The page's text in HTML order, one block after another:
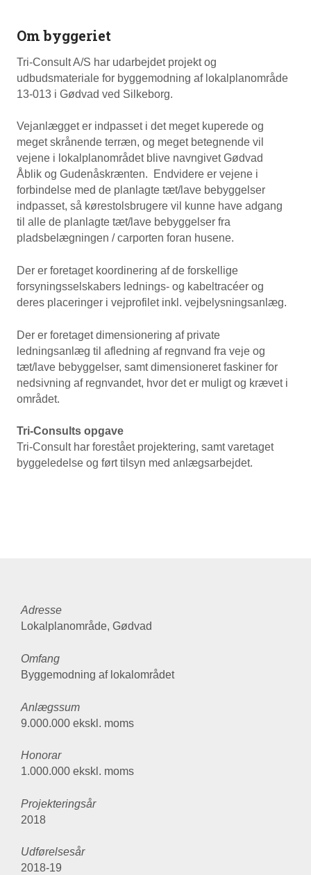
Om byggeriet
Tri-Consult A/S har udarbejdet projekt og
udbudsmateriale for byggemodning af lokalplanområde
13-013 i Gødvad ved Silkeborg.
Vejanlægget er indpasset i det meget kuperede og
meget skrånende terræn, og meget betegnende vil
vejene i lokalplanområdet blive navngivet Gødvad
Åblik og Gudenåskrænten. Endvidere er vejene i
forbindelse med de planlagte tæt/lave bebyggelser
indpasset, så kørestolsbrugere vil kunne have adgang
til alle de planlagte tæt/lave bebyggelser fra
pladsbelægningen / carporten foran husene.
Der er foretaget koordinering af de forskellige
forsyningsselskabers lednings- og kabeltracéer og
deres placeringer i vejprofilet inkl. vejbelysningsanlæg.
Der er foretaget dimensionering af private
ledningsanlæg til afledning af regnvand fra veje og
tæt/lave bebyggelser, samt dimensioneret faskiner for
nedsivning af regnvandet, hvor det er muligt og krævet i
området.
Tri-Consults opgave
Tri-Consult har forestået projektering, samt varetaget
byggeledelse og ført tilsyn med anlægsarbejdet.
Adresse
Lokalplanområde, Gødvad
Omfang
Byggemodning af lokalområdet
Anlægssum
9.000.000 ekskl. moms
Honorar
1.000.000 ekskl. moms
Projekteringsår
2018
Udførelsesår
2018-19